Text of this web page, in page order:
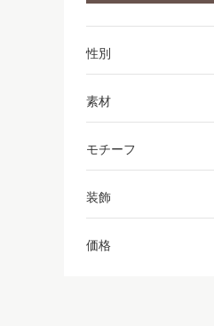
性別
素材
モチーフ
装飾
価格